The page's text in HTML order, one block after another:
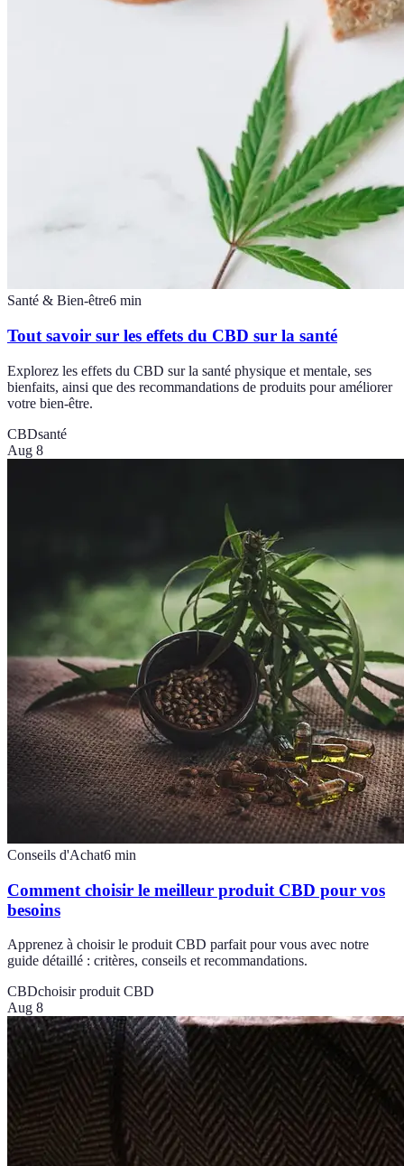
Santé & Bien-être6 min
Tout savoir sur les effets du CBD sur la santé
Explorez les effets du CBD sur la santé physique et mentale, ses
bienfaits, ainsi que des recommandations de produits pour améliorer
votre bien-être.
CBDsanté
Aug 8
Conseils d'Achat6 min
Comment choisir le meilleur produit CBD pour vos
besoins
Apprenez à choisir le produit CBD parfait pour vous avec notre
guide détaillé : critères, conseils et recommandations.
CBDchoisir produit CBD
Aug 8